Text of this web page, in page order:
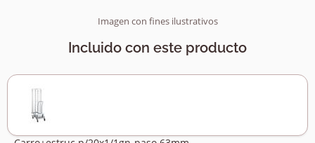
Imagen con fines ilustrativos
Incluido con este producto